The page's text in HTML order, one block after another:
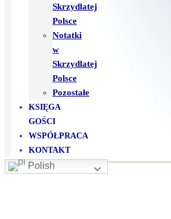
Skrzydlatej
Polsce
Notatki
w
Skrzydlatej
Polsce
Pozostałe
KSIĘGA
GOŚCI
WSPÓŁPRACA
KONTAKT
Polish